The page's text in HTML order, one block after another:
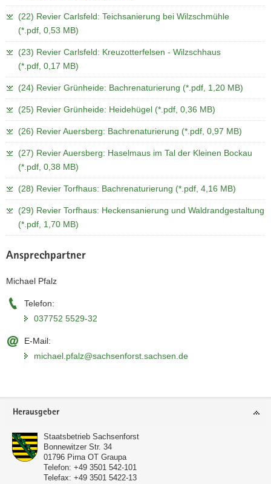
(22) Revier Carlsfeld: Teichsanierung bei Wilzschmühle
(*.pdf, 0,53 MB)
(23) Revier Carlsfeld: Kreuzotterfelsen - Wilzschhaus
(*.pdf, 0,17 MB)
(24) Revier Grünheide: Bachrenaturierung (*.pdf, 1,20 MB)
(25) Revier Grünheide: Heidehügel (*.pdf, 0,36 MB)
(26) Revier Auersberg: Bachrenaturierung (*.pdf, 0,97 MB)
(27) Revier Auersberg: Haselmaus im Tal der Kleinen Bockau
(*.pdf, 0,38 MB)
(28) Revier Torfhaus: Bachrenaturierung (*.pdf, 4,16 MB)
(29) Revier Torfhaus: Heckensanierung und Waldrandgestaltung
(*.pdf, 1,70 MB)
Ansprechpartner
Michael Pfalz
Telefon:
037752 5529-32
E-Mail:
michael.pfalz@sachsenforst.sachsen.de
Footer-
Herausgeber
Staatsbetrieb Sachsenforst
Bonnewitzer Str. 34
01796 Pirna OT Graupa
Telefon: +49 3501 542-101
Telefax: +49 3501 5422-13